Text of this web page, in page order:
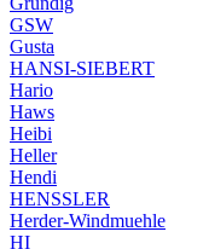
GSW
Gusta
HANSI-SIEBERT
Hario
Haws
Heibi
Heller
Hendi
HENSSLER
Herder-Windmuehle
HI